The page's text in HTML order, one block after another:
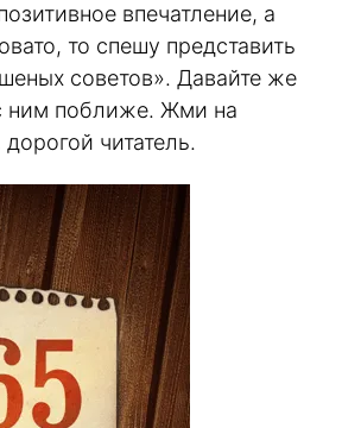
впечатление, а
то спешу представить
советов». Давайте же
ним поближе. Жми на
читатель.